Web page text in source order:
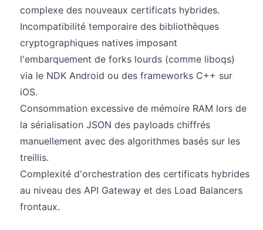
complexe des nouveaux certificats hybrides.
Incompatibilité temporaire des bibliothèques
cryptographiques natives imposant
l'embarquement de forks lourds (comme liboqs)
via le NDK Android ou des frameworks C++ sur
iOS.
Consommation excessive de mémoire RAM lors de
la sérialisation JSON des payloads chiffrés
manuellement avec des algorithmes basés sur les
treillis.
Complexité d'orchestration des certificats hybrides
au niveau des API Gateway et des Load Balancers
frontaux.